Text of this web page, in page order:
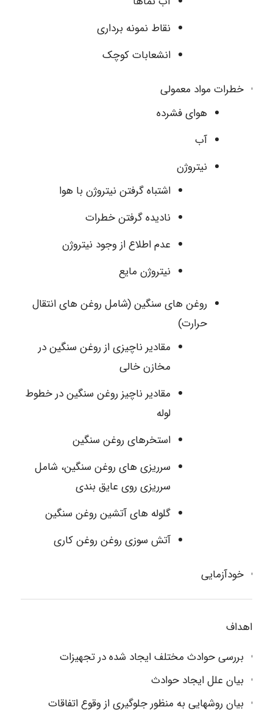
نقاط نمونه برداری
انشعابات کوچک
خطرات مواد معمولی
هوای فشرده
آب
نیتروژن
اشتباه گرفتن نیتروژن با هوا
نادیده گرفتن خطرات
عدم اطلاع از وجود نیتروژن
نیتروژن مایع
روغن های سنگین (شامل روغن های انتقال
حرارت)
مقادیر ناچیزی از روغن سنگین در
مخازن خالی
مقادیر ناچیز روغن سنگین در خطوط
لوله
استخرهای روغن سنگین
سرریزی‌ های روغن سنگین، شامل
سرریزی روی عایق بندی
گلوله‌ های آتشین روغن سنگین
آتش‌ سوزی روغن روغن‌ کاری
خودآزمایی
اهداف
بررسی حوادث مختلف ایجاد شده در تجهیزات
بیان علل ایجاد حوادث
بیان روشهایی به منظور جلوگیری از وقوع اتفاقات